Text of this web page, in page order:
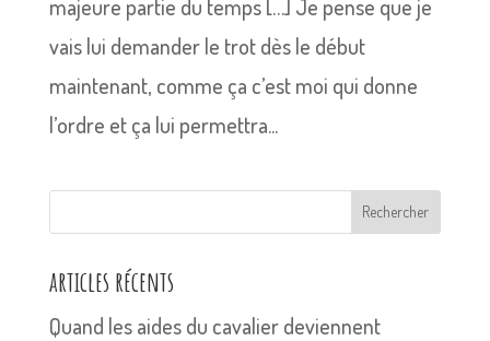
majeure partie du temps […] Je pense que je
vais lui demander le trot dès le début
maintenant, comme ça c’est moi qui donne
l’ordre et ça lui permettra...
Rechercher
articles récents
Quand les aides du cavalier deviennent